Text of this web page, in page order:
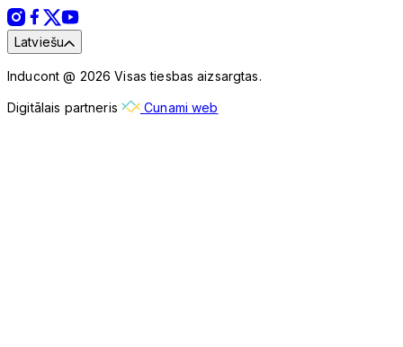
Latviešu
Inducont @ 2026 Visas tiesbas aizsargtas.
Digitālais partneris Cunami web